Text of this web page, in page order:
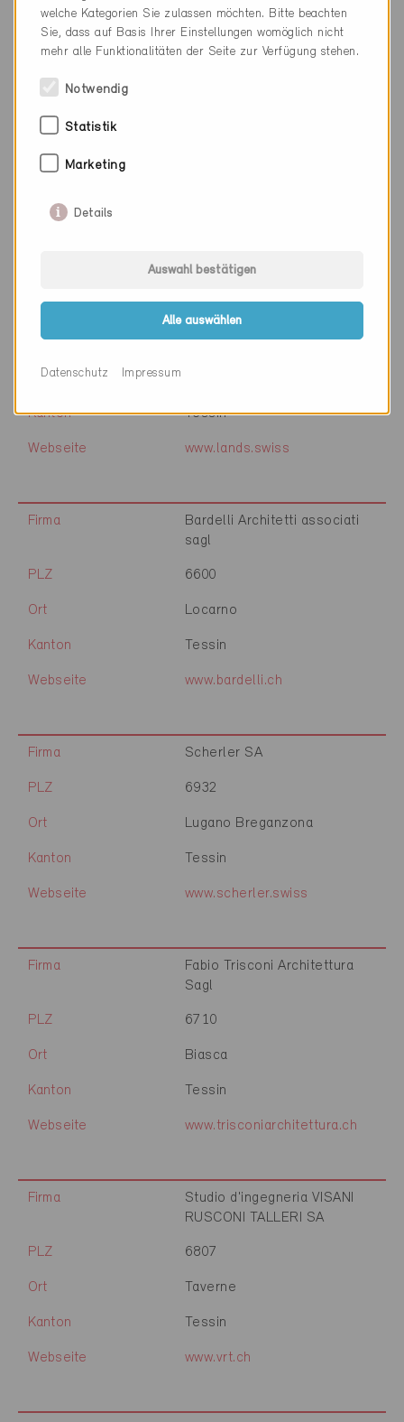
Firma
PLZ
Kanton
Firma
PLZ 6963
Ort
Kanton Tessin
Webseite www.lands.swiss
Firma
Bardelli Architetti associati
sagl
PLZ 6600
Ort Locarno
Kanton Tessin
Webseite www.bardelli.ch
Firma Scherler SA
PLZ 6932
Ort Lugano Breganzona
Kanton Tessin
Webseite www.scherler.swiss
Firma
Fabio Trisconi Architettura
Sagl
PLZ 6710
Ort Biasca
Kanton Tessin
Webseite www.trisconiarchitettura.ch
Firma
Studio d'ingegneria VISANI
RUSCONI TALLERI SA
PLZ 6807
Ort Taverne
Kanton Tessin
Webseite www.vrt.ch
welche Kategorien Sie zulassen möchten. Bitte beachten
Sie, dass auf Basis Ihrer Einstellungen womöglich nicht
mehr alle Funktionalitäten der Seite zur Verfügung stehen.
Notwendig
Statistik
Marketing
Details
Auswahl bestätigen
Alle auswählen
Datenschutz Impressum